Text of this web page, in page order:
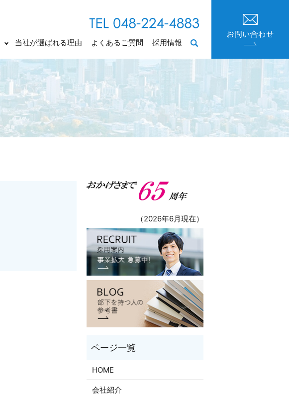
当社が選ばれる理由 よくあるご質問 採用情報 search
（2026年6月現在）
HOME
会社紹介